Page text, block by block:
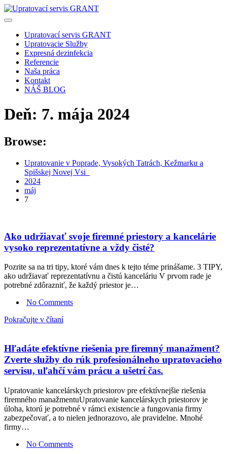
Skip
to
Upratovací servis GRANT
Upratovacie Služby
Expresná dezinfekcia
Referencie
Naša práca
Kontakt
NÁŠ BLOG
Deň: 7. mája 2024
Browse:
Upratovanie v Poprade, Vysokých Tatrách, Kežmarku a
Spišskej Novej Vsi
2024
máj
7
Ako udržiavať svoje firemné priestory a kancelárie
vysoko reprezentatívne a vždy čisté?
Pozrite sa na tri tipy, ktoré vám dnes k tejto téme prinášame. 3 TIPY,
ako udržiavať reprezentatívnu a čistú kanceláriu V prvom rade je
potrebné zdôrazniť, že každý priestor je…
No Comments
Pokračujte v čítaní
Hľadáte efektívne riešenia pre firemný manažment?
Zverte služby do rúk profesionálneho upratovacieho
servisu, uľahčí vám prácu a ušetrí čas.
Upratovanie kancelárskych priestorov pre efektívnejšie riešenia
firemného manažmentuUpratovanie kancelárskych priestorov je
úloha, ktorú je potrebné v rámci existencie a fungovania firmy
zabezpečovať, a to nielen jednorazovo, ale pravidelne. Mnohé
firmy…
No Comments